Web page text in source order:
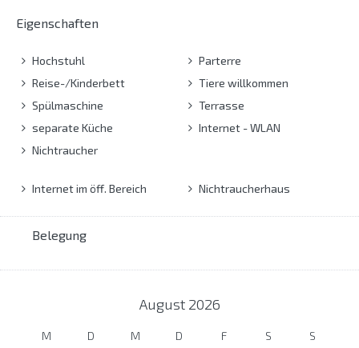
Eigenschaften
Hochstuhl
Reise-/Kinderbett
Spülmaschine
separate Küche
Nichtraucher
Parterre
Tiere willkommen
Terrasse
Internet - WLAN
Internet im öff. Bereich Nichtraucherhaus
Belegung
August 2026
M D M D F S S